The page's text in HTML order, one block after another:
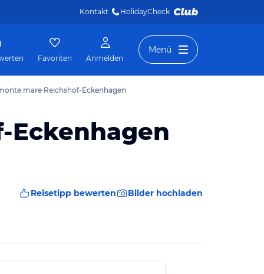
Kontakt HolidayCheck
Favoriten Anmelden
Menü
mare Reichshof-Eckenhagen
Eckenhagen
Reisetipp bewerten Bilder hochladen